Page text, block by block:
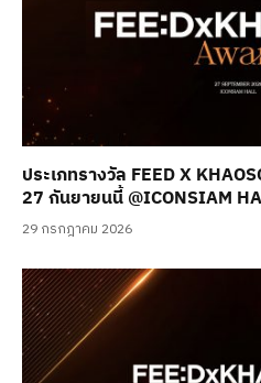
ประเภทรางวัล FEED X
27 กันยายนนี้ @ICONSIAM
29 กรกฎาคม 2026